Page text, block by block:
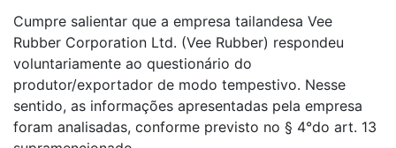
Cumpre salientar que a empresa tailandesa Vee
Rubber Corporation Ltd. (Vee Rubber) respondeu
voluntariamente ao questionário do
produtor/exportador de modo tempestivo. Nesse
sentido, as informações apresentadas pela empresa
foram analisadas, conforme previsto no § 4°do art. 13